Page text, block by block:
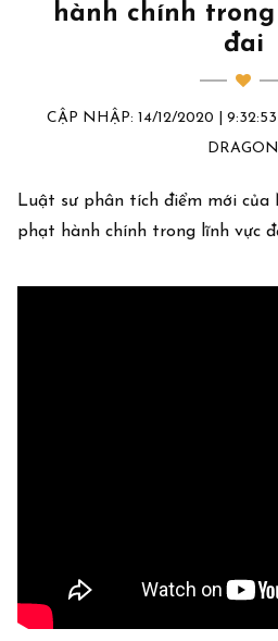
hành chính trong
đai
CẬP NHẬP: 14/12/2020 |
DRAGON
Luật sư phân tích điểm mới của
phạt